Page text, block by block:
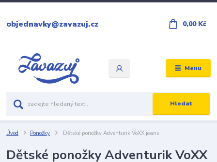
Menu
Hledat
objednavky@zavazuj.cz 0,00 Kč
Úvod Ponožky Dětské ponožky Adventurik VoXX jeans
Dětské ponožky Adventurik VoXX